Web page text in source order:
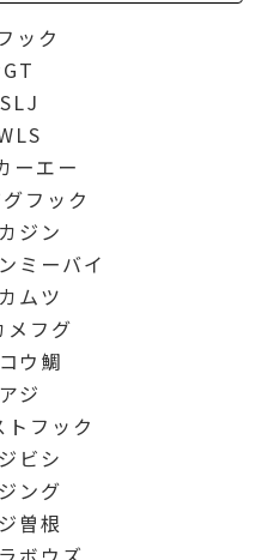
ック
GT
SLJ
ーエー
フック
ジン
ミーバイ
ムツ
メフグ
ウ鯛
アジ
トフック
ビシ
ング
曽根